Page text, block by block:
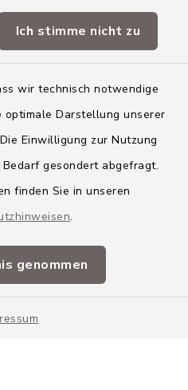
Ich stimme nicht zu
wir technisch notwendige
optimale Darstellung unserer
Einwilligung zur Nutzung
gesondert abgefragt.
finden Sie in unseren
.
genommen